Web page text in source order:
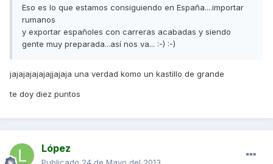
Eso es lo que estamos consiguiendo en España....importar
rumanos
y exportar españoles con carreras acabadas y siendo
gente muy preparada...así nos va... :-) :-)
jajajajajajajjajaja una verdad komo un kastillo de grande
te doy diez puntos
López